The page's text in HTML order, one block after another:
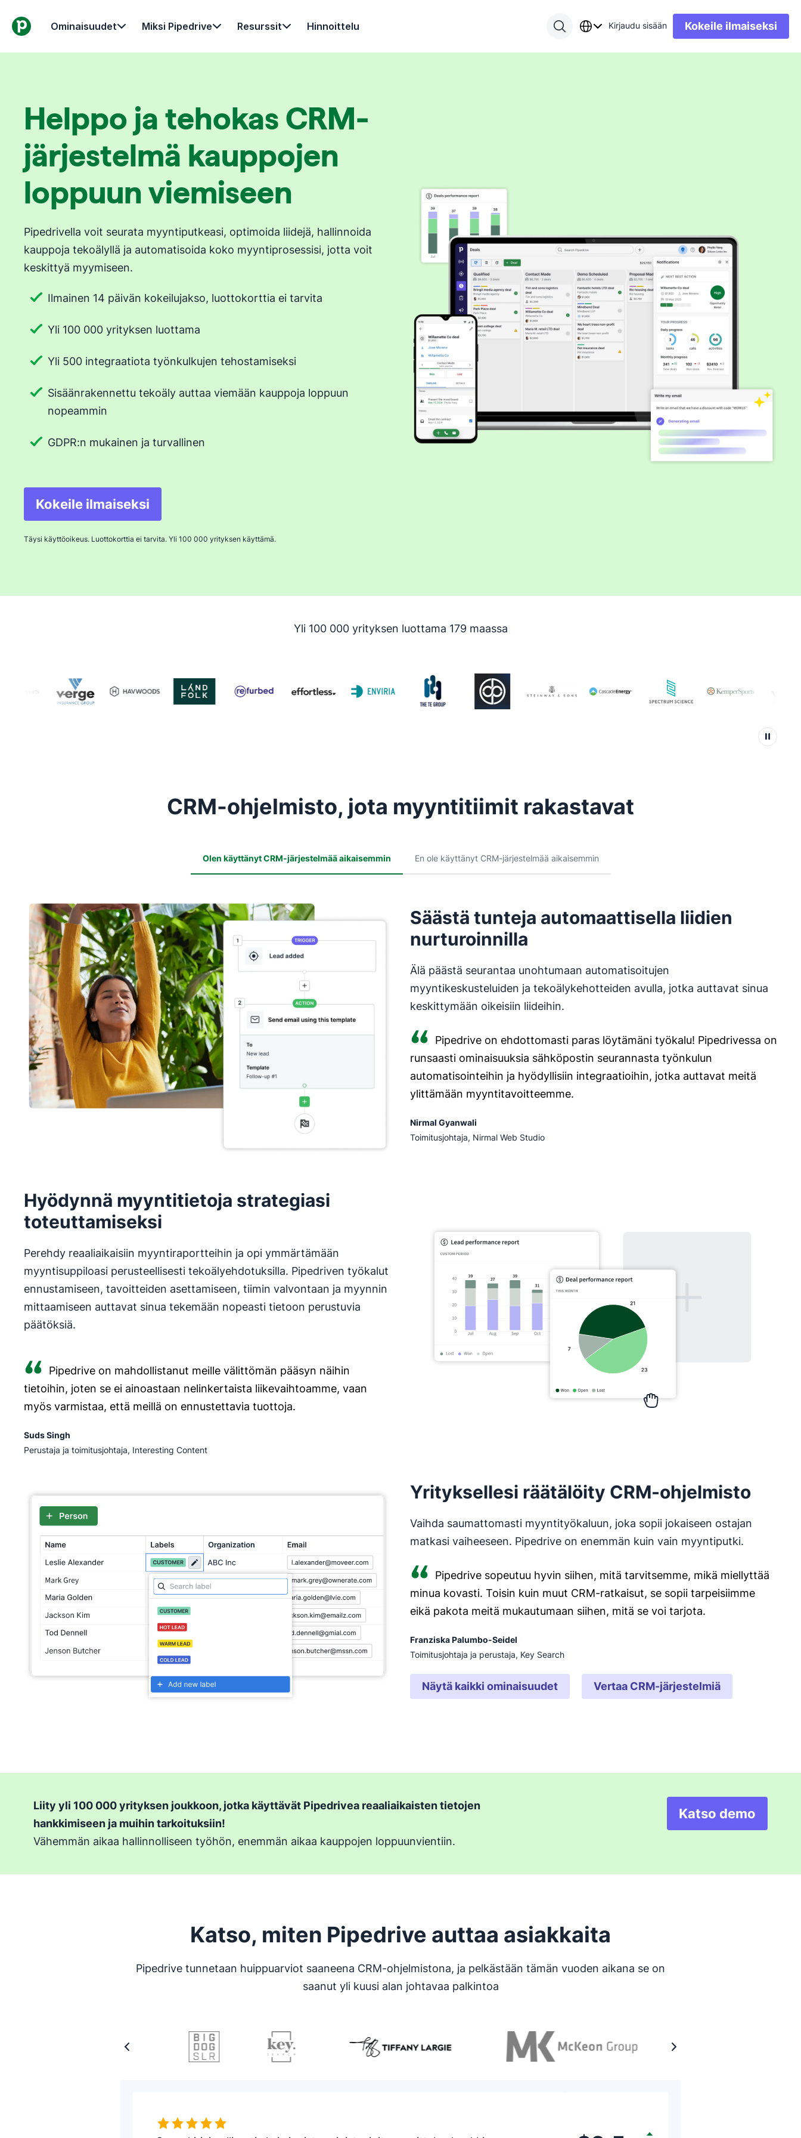
Ominaisuudet Miksi Pipedrive Resurssit Hinnoittelu Kirjaudu sisään Kokeile ilmaiseksi
Helppo ja tehokas CRM-
järjestelmä kauppojen
loppuun viemiseen
Pipedrivella voit seurata myyntiputkeasi, optimoida liidejä, hallinnoida
kauppoja tekoälyllä ja automatisoida koko myyntiprosessisi, jotta voit
keskittyä myymiseen.
Ilmainen 14 päivän kokeilujakso, luottokorttia ei tarvita
Yli 100 000 yrityksen luottama
Yli 500 integraatiota työnkulkujen tehostamiseksi
Sisäänrakennettu tekoäly auttaa viemään kauppoja loppuun
nopeammin
GDPR:n mukainen ja turvallinen
Kokeile ilmaiseksi
Täysi käyttöoikeus. Luottokorttia ei tarvita. Yli 100 000 yrityksen käyttämä.
Yli 100 000 yrityksen luottama 179 maassa
CRM-ohjelmisto, jota myyntitiimit rakastavat
Olen käyttänyt CRM-järjestelmää aikaisemmin En ole käyttänyt CRM-järjestelmää aikaisemmin
Säästä tunteja automaattisella liidien
nurturoinnilla
Älä päästä seurantaa unohtumaan automatisoitujen
myyntikeskusteluiden ja tekoälykehotteiden avulla, jotka auttavat sinua
keskittymään oikeisiin liideihin.
Pipedrive on ehdottomasti paras löytämäni työkalu! Pipedrivessa on
runsaasti ominaisuuksia sähköpostin seurannasta työnkulun
automatisointeihin ja hyödyllisiin integraatioihin, jotka auttavat meitä
ylittämään myyntitavoitteemme.
Nirmal Gyanwali
Toimitusjohtaja, Nirmal Web Studio
Hyödynnä myyntitietoja strategiasi
toteuttamiseksi
Perehdy reaaliaikaisiin myyntiraportteihin ja opi ymmärtämään
myyntisuppiloasi perusteellisesti tekoälyehdotuksilla. Pipedriven työkalut
ennustamiseen, tavoitteiden asettamiseen, tiimin valvontaan ja myynnin
mittaamiseen auttavat sinua tekemään nopeasti tietoon perustuvia
päätöksiä.
Pipedrive on mahdollistanut meille välittömän pääsyn näihin
tietoihin, joten se ei ainoastaan nelinkertaista liikevaihtoamme, vaan
myös varmistaa, että meillä on ennustettavia tuottoja.
Suds Singh
Perustaja ja toimitusjohtaja, Interesting Content
Yrityksellesi räätälöity CRM-ohjelmisto
Vaihda saumattomasti myyntityökaluun, joka sopii jokaiseen ostajan
matkasi vaiheeseen. Pipedrive on enemmän kuin vain myyntiputki.
Pipedrive sopeutuu hyvin siihen, mitä tarvitsemme, mikä miellyttää
minua kovasti. Toisin kuin muut CRM-ratkaisut, se sopii tarpeisiimme
eikä pakota meitä mukautumaan siihen, mitä se voi tarjota.
Franziska Palumbo-Seidel
Toimitusjohtaja ja perustaja, Key Search
Näytä kaikki ominaisuudet Vertaa CRM-järjestelmiä
Liity yli 100 000 yrityksen joukkoon, jotka käyttävät Pipedrivea reaaliaikaisten tietojen
hankkimiseen ja muihin tarkoituksiin!
Vähemmän aikaa hallinnolliseen työhön, enemmän aikaa kauppojen loppuunvientiin.
Katso demo
Katso, miten Pipedrive auttaa asiakkaita
Pipedrive tunnetaan huippuarviot saaneena CRM-ohjelmistona, ja pelkästään tämän vuoden aikana se on
saanut yli kuusi alan johtavaa palkintoa